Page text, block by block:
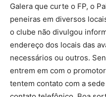
Galera que curte o FP, o
peneiras em diversos
o clube não divulgou
endereço dos locais das
necessários ou outros.
entrem em com o
tentem contato com a